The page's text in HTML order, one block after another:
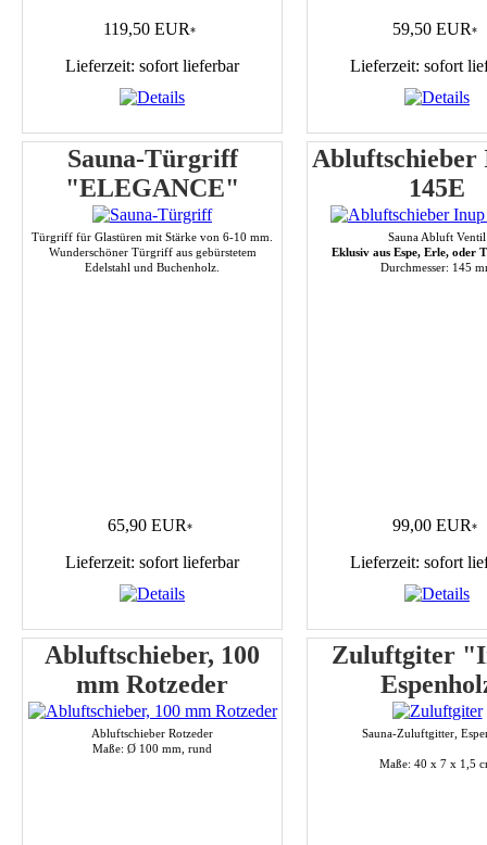
119,50 EUR*
Lieferzeit: sofort lieferbar
59,50 EUR*
Lieferzeit: sofort
Sauna-Türgriff
"ELEGANCE"
Türgriff für Glastüren mit Stärke von 6-10 mm.
Wunderschöner Türgriff aus gebürstetem
Edelstahl und Buchenholz.
65,90 EUR*
Lieferzeit: sofort lieferbar
145E
Sauna Abluft Ventil
Eklusiv aus Espe, Erle, oder
Durchmesser: 145
99,00 EUR*
Lieferzeit: sofort
Abluftschieber, 100
mm Rotzeder
Abluftschieber Rotzeder
Maße: Ø 100 mm, rund
Zuluftgiter
Sauna-Zuluftgitter,
Maße: 40 x 7 x 1,5